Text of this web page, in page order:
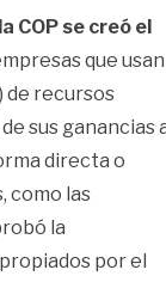
COP se creó el
que usan
de recursos
sus ganancias
directa o
como las
la
por el